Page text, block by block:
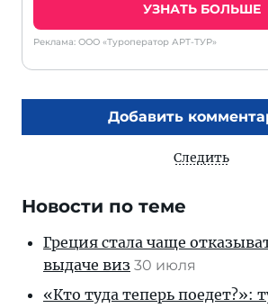
УЗНАТЬ БОЛЬШЕ
Реклама: ООО «Туроператор АРТ-ТУР»
Добавить
Следить
Новости по теме
Греция стала чаще
выдаче виз 30 июля
«Кто туда теперь поедет?»: